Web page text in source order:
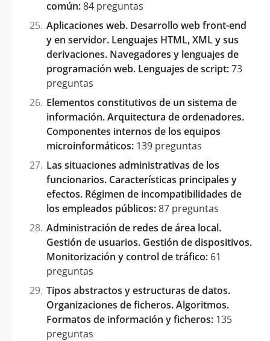
común:84 preguntas
Aplicaciones web. Desarrollo web front-end
y en servidor. Lenguajes HTML, XML y sus
derivaciones. Navegadores y lenguajes de
programación web. Lenguajes de script:73
preguntas
Elementos constitutivos de un sistema de
información. Arquitectura de ordenadores.
Componentes internos de los equipos
microinformáticos: 139 preguntas
Las situaciones administrativas de los
funcionarios. Características principales y
efectos. Régimen de incompatibilidades de
los empleados públicos:87 preguntas
Administración de redes de área local.
Gestión de usuarios. Gestión de dispositivos.
Monitorización y control de tráfico: 61
preguntas
Tipos abstractos y estructuras de datos.
Organizaciones de ficheros. Algoritmos.
Formatos de información y ficheros: 135
preguntas